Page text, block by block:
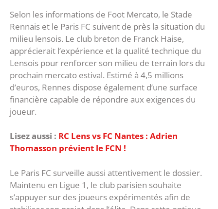
Selon les informations de Foot Mercato, le Stade
Rennais et le Paris FC suivent de près la situation du
milieu lensois. Le club breton de Franck Haise,
apprécierait l’expérience et la qualité technique du
Lensois pour renforcer son milieu de terrain lors du
prochain mercato estival. Estimé à 4,5 millions
d’euros, Rennes dispose également d’une surface
financière capable de répondre aux exigences du
joueur.
Lisez aussi : RC Lens vs FC Nantes : Adrien
Thomasson prévient le FCN !
Le Paris FC surveille aussi attentivement le dossier.
Maintenu en Ligue 1, le club parisien souhaite
s’appuyer sur des joueurs expérimentés afin de